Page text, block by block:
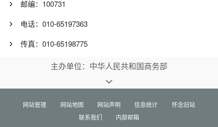
邮编：100731
电话：010-65197363
传真：010-65198775
主办单位：中华人民共和国商务部
网站管理 网站地图 网站声明 信息统计
怀念旧站
联系我们
内部邮箱